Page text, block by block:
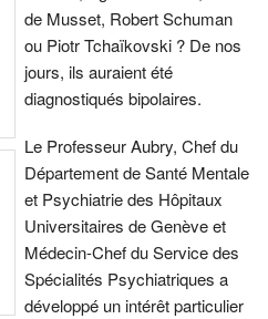
de Musset, Robert Schuman
ou Piotr Tchaïkovski ? De nos
jours, ils auraient été
diagnostiqués bipolaires.
Le Professeur Aubry, Chef du
Département de Santé Mentale
et Psychiatrie des Hôpitaux
Universitaires de Genève et
Médecin-Chef du Service des
Spécialités Psychiatriques a
développé un intérêt particulier